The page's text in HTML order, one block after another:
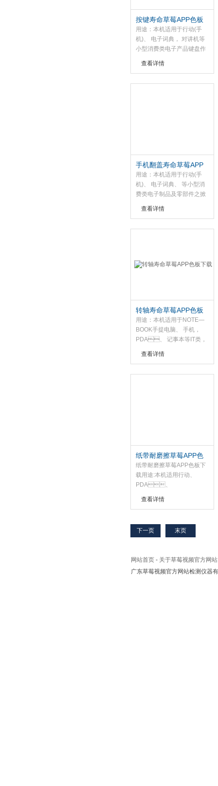
按键寿命草莓APP色板
下载
用途：本机适用于行动(手
机)、 电子词典， 对讲机等
小型消费类电子产品键盘作
商作按键寿命测试；
查看详情
手机翻盖寿命草莓APP
色板下载
用途：本机适用于行动(手
机)、 电子词典、 等小型消
费类电子制品及零部件之掀
查看详情
转轴寿命草莓APP色板
下载
用途：本机适用于NOTE—
BOOK手提电脑、 手机，
PDA、 记事本等IT类，
闭上盖后， 转轴是否仍具有
查看详情
纸带耐磨擦草莓APP色
板下载
纸带耐磨擦草莓APP色板下
载用途:本机适用行动、
PDA、
提电脑及各种表面涂装试品
275g、
175g、55g卷动未涂
耗之效果。
查看详情
下一页 末页
网站首页 - 关于草莓视频官方网站
广东草莓视频官方网站检测仪器